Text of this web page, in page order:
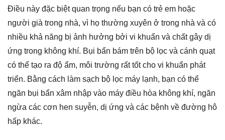
Điều này đặc biệt quan trọng nếu bạn có trẻ em hoặc
người già trong nhà, vì họ thường xuyên ở trong nhà và có
nhiều khả năng bị ảnh hưởng bởi vi khuẩn và chất gây dị
ứng trong không khí. Bụi bẩn bám trên bộ lọc và cánh quạt
có thể tạo ra độ ẩm, môi trường rất tốt cho vi khuẩn phát
triển. Bằng cách làm sạch bộ lọc máy lạnh, bạn có thể
ngăn bụi bẩn xâm nhập vào máy điều hòa không khí, ngăn
ngừa các cơn hen suyễn, dị ứng và các bệnh về đường hô
hấp khác.